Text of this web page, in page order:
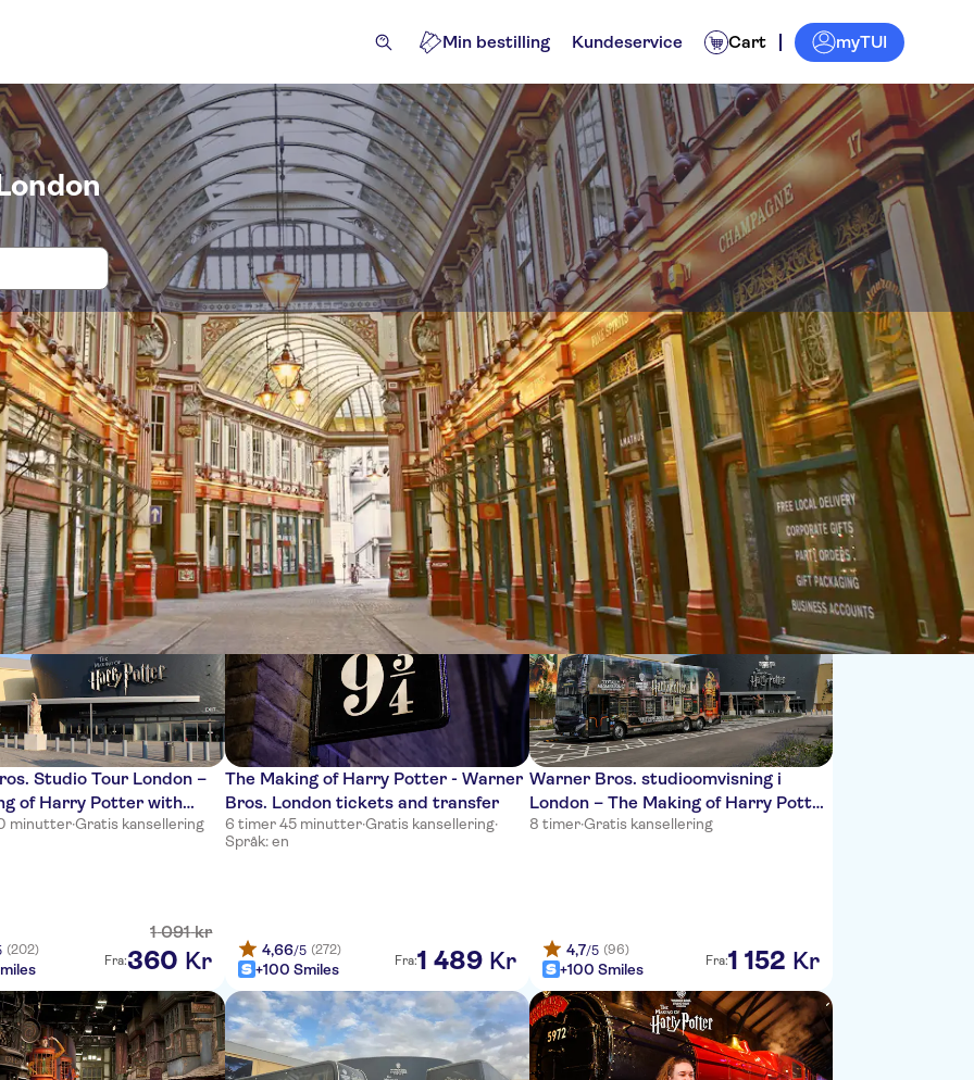
Min bestilling Kundeservice Cart myTUI
til Harry Potter Warner Bros. Studios
og guidede turer Utflukter og dagsturer Aktiviteter Billetter og arrangementer Opplevelser for de
Sort by:
Studio Tour London –
of Harry Potter with
transfer
minutter·Gratis kansellering
(202)
1 091 kr
Fra:360 Kr
The Making of Harry Potter - Warner
Bros. London tickets and transfer
6 timer 45 minutter·Gratis kansellering·
Språk: en
4,66/5 (272)
+100 Smiles Fra:1 489 Kr
Warner Bros. studioomvisning i
London – The Making of Harry Potter
(fra King's Cross St Pancras)
8 timer·Gratis kansellering
4,7/5 (96)
+100 Smiles Fra:1 152 Kr